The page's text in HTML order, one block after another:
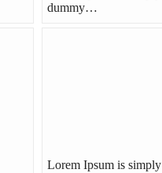
dummy…
Lorem Ipsum is simply